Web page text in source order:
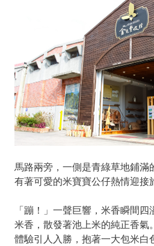
馬路兩旁，一側是青綠草地鋪滿
有著可愛的米寶寶公仔熱情迎接
「蹦！」一聲巨響，米香瞬間
米香，散發著池上米的純正香氣
體驗引人入勝，抱著一大包米白